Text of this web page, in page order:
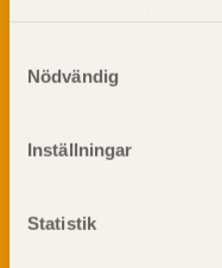
Nödvändig
Inställningar
Statistik
Kemisk behandling
Fakta om Limträ
Fukt
Ljud
Prenumerera på